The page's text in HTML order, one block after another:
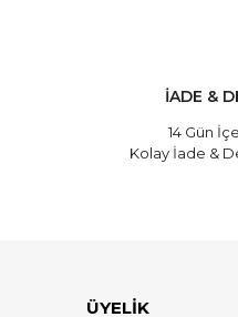
İADE &
14 Gün
Kolay İade &
ÜYELİK